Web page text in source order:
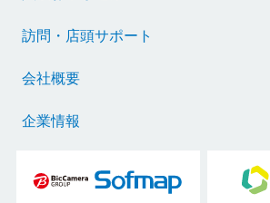
訪問・店頭サポート
会社概要
企業情報